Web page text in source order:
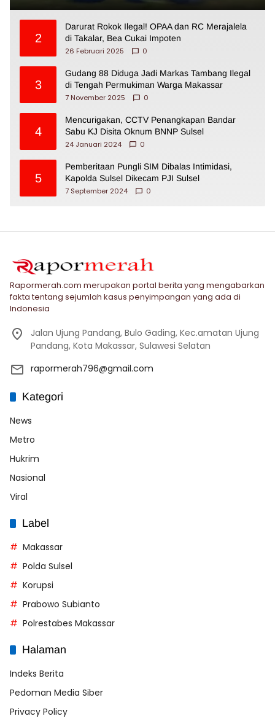
2
Darurat Rokok Ilegal! OPAA dan RC Merajalela
di Takalar, Bea Cukai Impoten
26 Februari 2025
0
3
Gudang 88 Diduga Jadi Markas Tambang Ilegal
di Tengah Permukiman Warga Makassar
7 November 2025
0
4
Mencurigakan, CCTV Penangkapan Bandar
Sabu KJ Disita Oknum BNNP Sulsel
24 Januari 2024
0
5
Pemberitaan Pungli SIM Dibalas Intimidasi,
Kapolda Sulsel Dikecam PJI Sulsel
7 September 2024
0
Rapormerah.com merupakan portal berita yang mengabarkan
fakta tentang sejumlah kasus penyimpangan yang ada di
Indonesia
Jalan Ujung Pandang, Bulo Gading, Kec.amatan Ujung
Pandang, Kota Makassar, Sulawesi Selatan
rapormerah796@gmail.com
Kategori
News
Metro
Hukrim
Nasional
Viral
Label
Makassar
Polda Sulsel
Korupsi
Prabowo Subianto
Polrestabes Makassar
Halaman
Indeks Berita
Pedoman Media Siber
Privacy Policy